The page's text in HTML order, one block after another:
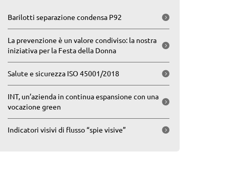
Barilotti separazione condensa P92
La prevenzione è un valore condiviso: la nostra
iniziativa per la Festa della Donna
Salute e sicurezza ISO 45001/2018
INT, un’azienda in continua espansione con una
vocazione green
Indicatori visivi di flusso “spie visive”